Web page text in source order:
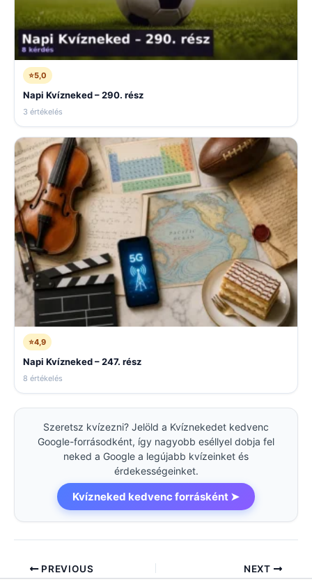
⭐5,0
Napi Kvízneked – 290. rész
3 értékelés
⭐4,9
Napi Kvízneked – 247. rész
8 értékelés
Szeretsz kvízezni? Jelöld a Kvíznekedet kedvenc
Google-forrásodként, így nagyobb eséllyel dobja fel
neked a Google a legújabb kvízeinket és
érdekességeinket.
Kvízneked kedvenc forrásként ➤
PREVIOUS NEXT